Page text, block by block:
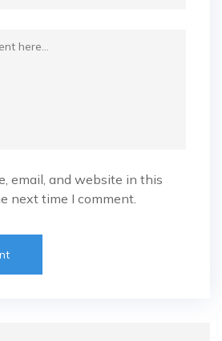
email, and website in this
next time I comment.